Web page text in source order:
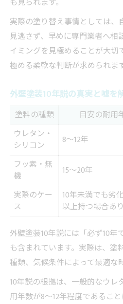
実際の塗り替え事情としては、
見逃さず、早めに専門業者へ相
イミングを見極めることが大切
極める柔軟な判断が求められま
外壁塗装10年説の真実と嘘を
塗料の種類 目安の耐用
ウレタン・
シリコン
8～12年
フッ素・無
機
15～20年
実際のケー
ス
10年未満でも劣
以上持つ場合あり
外壁塗装10年説には「必ず10年
も含まれています。実際は、塗
種類、気候条件によって最適な
10年説の根拠は、一般的なウレ
用年数が8～12年程度であるこ